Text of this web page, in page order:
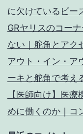
に欠けているピー
GRヤリスのコー
ない｜舵角とアク
アウト・イン・ア
ーキと舵角で考え
【医師向け】医
めに働くのか｜コ